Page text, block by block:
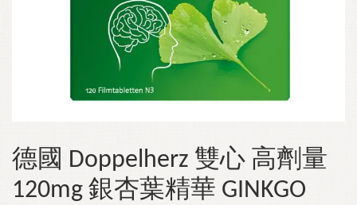
德國 Doppelherz 雙心 高劑量
120mg 銀杏葉精華 GINKGO